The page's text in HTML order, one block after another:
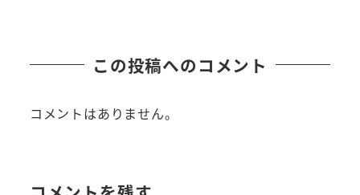
この投稿へのコメント
コメントはありません。